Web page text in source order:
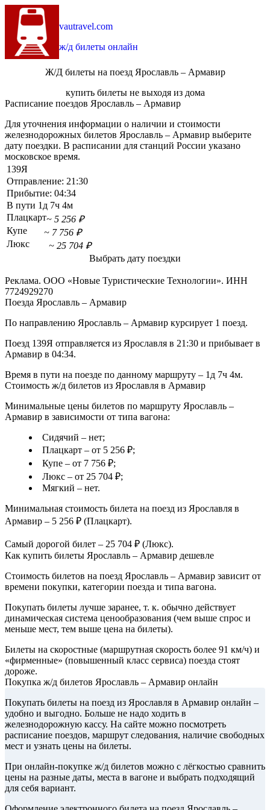
vautravel.com
ж/д билеты онлайн
Ж/Д билеты на поезд Ярославль – Армавир
купить билеты не выходя из дома
Расписание поездов Ярославль – Армавир
Для уточнения информации о наличии и стоимости
железнодорожных билетов Ярославль – Армавир выберите
дату поездки. В расписании для станций России указано
московское время.
139Я
Отправление: 21:30
Прибытие: 04:34
В пути 1д 7ч 4м
Плацкарт~ 5 256 ₽
Купе
~ 7 756 ₽
Люкс
~ 25 704 ₽
Выбрать дату поездки
Реклама. ООО «Новые Туристические Технологии». ИНН
7724929270
Поезда Ярославль – Армавир
По направлению Ярославль – Армавир курсирует 1 поезд.
Поезд 139Я отправляется из Ярославля в 21:30 и прибывает в
Армавир в 04:34.
Время в пути на поезде по данному маршруту – 1д 7ч 4м.
Стоимость ж/д билетов из Ярославля в Армавир
Минимальные цены билетов по маршруту Ярославль –
Армавир в зависимости от типа вагона:
Сидячий – нет;
Плацкарт – от 5 256 ₽;
Купе – от 7 756 ₽;
Люкс – от 25 704 ₽;
Мягкий – нет.
Минимальная стоимость билета на поезд из Ярославля в
Армавир – 5 256 ₽ (Плацкарт).
Самый дорогой билет – 25 704 ₽ (Люкс).
Как купить билеты Ярославль – Армавир дешевле
Стоимость билетов на поезд Ярославль – Армавир зависит от
времени покупки, категории поезда и типа вагона.
Покупать билеты лучше заранее, т. к. обычно действует
динамическая система ценообразования (чем выше спрос и
меньше мест, тем выше цена на билеты).
Билеты на скоростные (маршрутная скорость более 91 км/ч) и
«фирменные» (повышенный класс сервиса) поезда стоят
дороже.
Покупка ж/д билетов Ярославль – Армавир онлайн
Покупать билеты на поезд из Ярославля в Армавир онлайн –
удобно и выгодно. Больше не надо ходить в
железнодорожную кассу. На сайте можно посмотреть
расписание поездов, маршрут следования, наличие свободных
мест и узнать цены на билеты.
При онлайн-покупке ж/д билетов можно с лёгкостью сравнить
цены на разные даты, места в вагоне и выбрать подходящий
для себя вариант.